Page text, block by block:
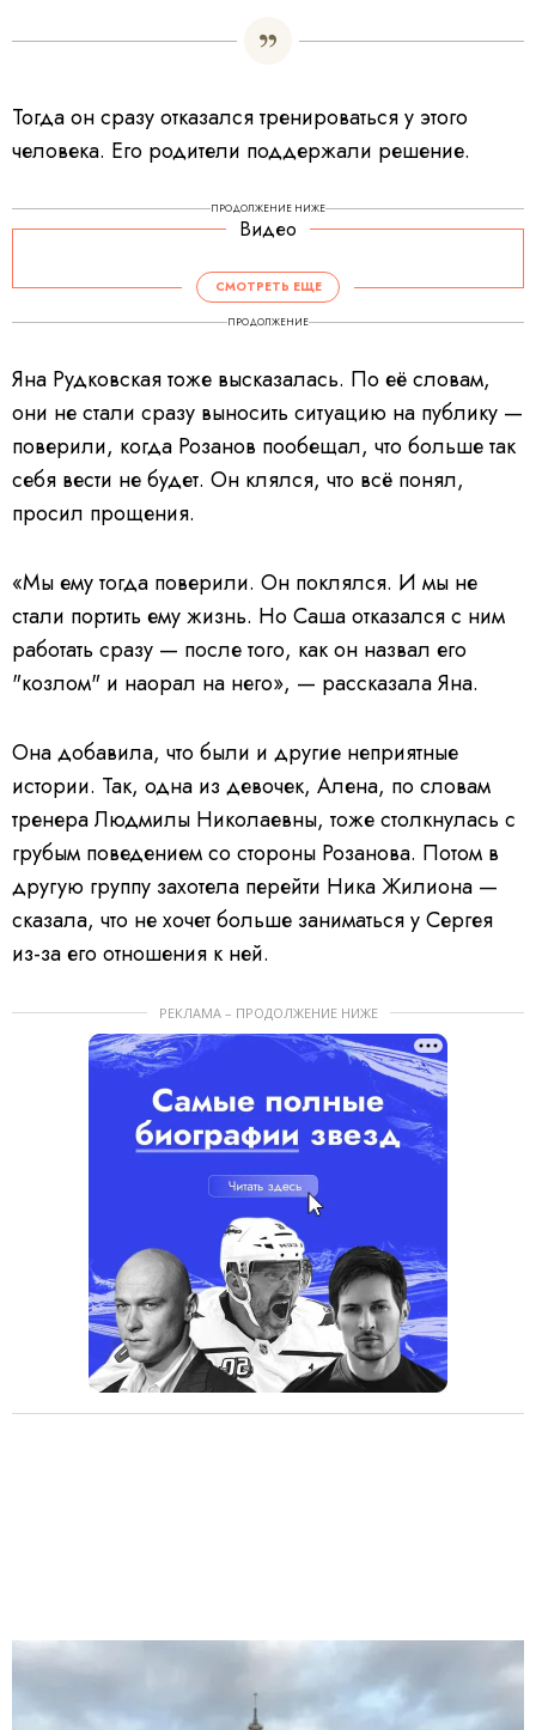
Тогда он сразу отказался тренироваться у этого
человека. Его родители поддержали решение.
ПРОДОЛЖЕНИЕ НИЖЕ
Видео
i
d
e
o
P
l
r
i
l
d
g
СМОТРЕТЬ ЕЩЕ
ПРОДОЛЖЕНИЕ
Яна Рудковская тоже высказалась. По её словам,
они не стали сразу выносить ситуацию на публику —
поверили, когда Розанов пообещал, что больше так
себя вести не будет. Он клялся, что всё понял,
просил прощения.
«Мы ему тогда поверили. Он поклялся. И мы не
стали портить ему жизнь. Но Саша отказался с ним
работать сразу — после того, как он назвал его
"козлом" и наорал на него», — рассказала Яна.
Она добавила, что были и другие неприятные
истории. Так, одна из девочек, Алена, по словам
тренера Людмилы Николаевны, тоже столкнулась с
грубым поведением со стороны Розанова. Потом в
другую группу захотела перейти Ника Жилиона —
сказала, что не хочет больше заниматься у Сергея
из-за его отношения к ней.
РЕКЛАМА – ПРОДОЛЖЕНИЕ НИЖЕ